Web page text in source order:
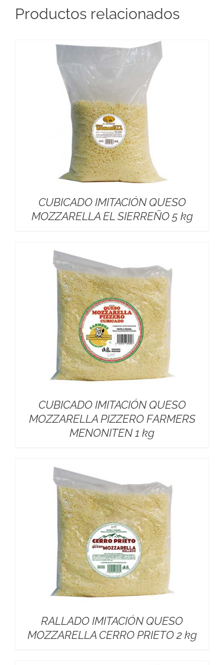
Productos relacionados
CUBICADO IMITACIÓN QUESO
MOZZARELLA EL SIERREÑO 5 kg
CUBICADO IMITACIÓN QUESO
MOZZARELLA PIZZERO FARMERS
MENONITEN 1 kg
RALLADO IMITACIÓN QUESO
MOZZARELLA CERRO PRIETO 2 kg